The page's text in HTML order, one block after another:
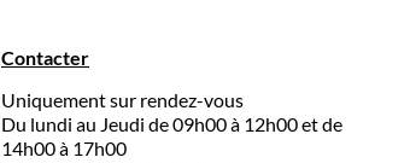
Contacter
Uniquement sur rendez-vous
Du lundi au Jeudi de 09h00 à 12h00 et de
14h00 à 17h00